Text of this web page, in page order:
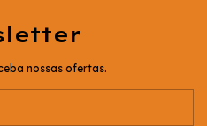
nossas ofertas.